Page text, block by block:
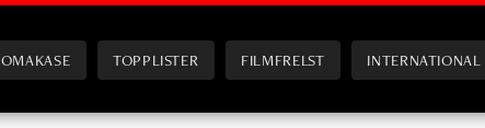
OMAKASE TOPPLISTER FILMFRELST INTERNATIONAL